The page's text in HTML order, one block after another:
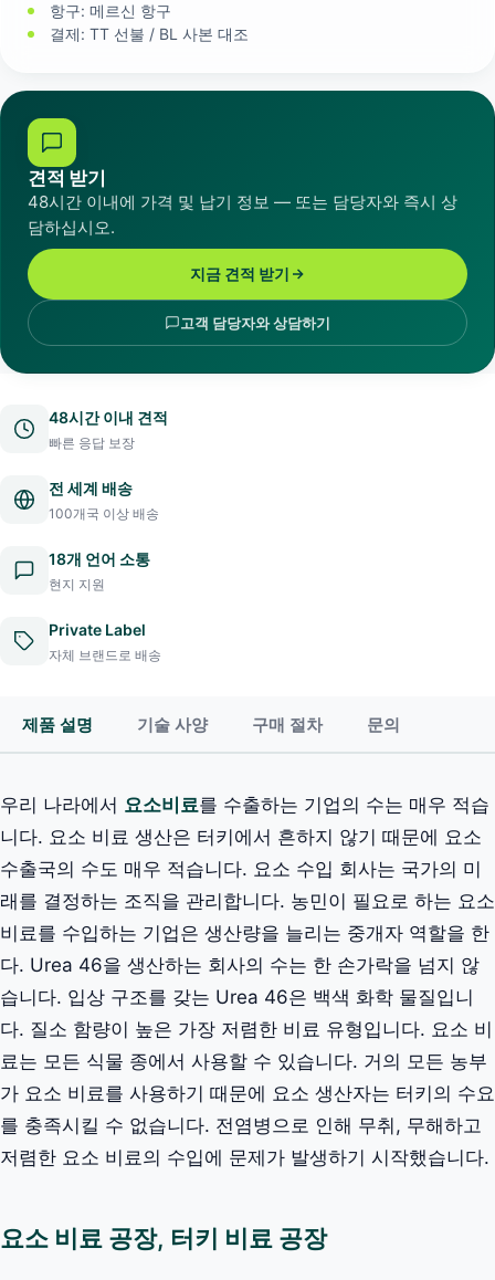
항구: 메르신 항구
결제: TT 선불 / BL 사본 대조
견적 받기
48시간 이내에 가격 및 납기 정보 — 또는 담당자와 즉시 상
담하십시오.
지금 견적 받기
고객 담당자와 상담하기
48시간 이내 견적
빠른 응답 보장
전 세계 배송
100개국 이상 배송
18개 언어 소통
현지 지원
Private Label
자체 브랜드로 배송
제품 설명 기술 사양 구매 절차 문의
우리 나라에서 요소비료를 수출하는 기업의 수는 매우 적습
니다. 요소 비료 생산은 터키에서 흔하지 않기 때문에 요소
수출국의 수도 매우 적습니다. 요소 수입 회사는 국가의 미
래를 결정하는 조직을 관리합니다. 농민이 필요로 하는 요소
비료를 수입하는 기업은 생산량을 늘리는 중개자 역할을 한
다. Urea 46을 생산하는 회사의 수는 한 손가락을 넘지 않
습니다. 입상 구조를 갖는 Urea 46은 백색 화학 물질입니
다. 질소 함량이 높은 가장 저렴한 비료 유형입니다. 요소 비
료는 모든 식물 종에서 사용할 수 있습니다. 거의 모든 농부
가 요소 비료를 사용하기 때문에 요소 생산자는 터키의 수요
를 충족시킬 수 없습니다. 전염병으로 인해 무취, 무해하고
저렴한 요소 비료의 수입에 문제가 발생하기 시작했습니다.
요소 비료 공장, 터키 비료 공장